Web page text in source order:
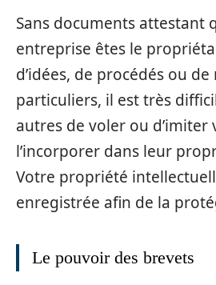
Sans documents attestant
entreprise êtes le
d’idées, de procédés ou
particuliers, il est très
autres de voler ou d’imiter
l’incorporer dans leur
Votre propriété
enregistrée afin de la
Le pouvoir des brevets